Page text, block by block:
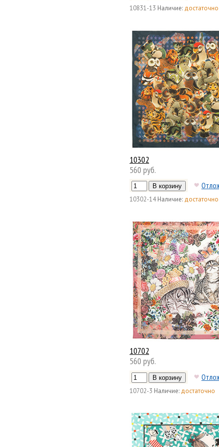
10831-13 Наличие: достаточно
10302
560 руб.
10302-14 Наличие: достаточно
10702
560 руб.
10702-3 Наличие: достаточно